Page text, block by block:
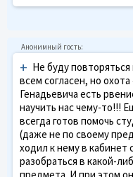
+ Не буду
всем согласен, но
Генадьевича есть
научить нас чему-то!!!
всегда готов помочь
(даже не по своему
ходил к нему в кабинет
разобраться в какой-